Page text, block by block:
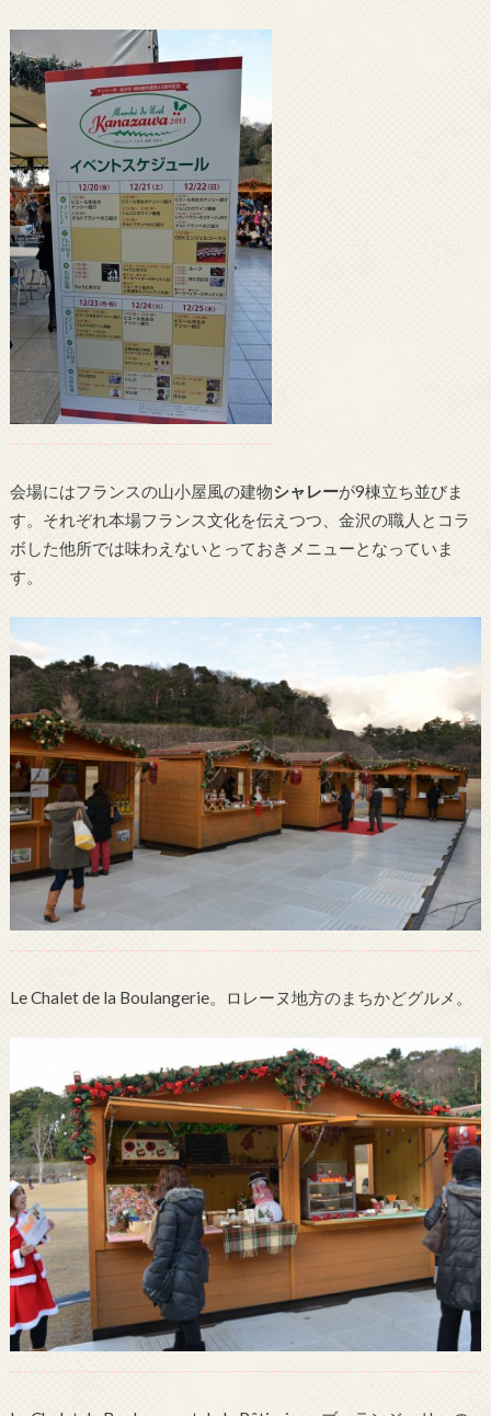
会場にはフランスの山小屋風の建物シャレーが9棟立ち並びま
す。それぞれ本場フランス文化を伝えつつ、金沢の職人とコラ
ボした他所では味わえないとっておきメニューとなっていま
す。
Le Chalet de la Boulangerie。ロレーヌ地方のまちかどグルメ。